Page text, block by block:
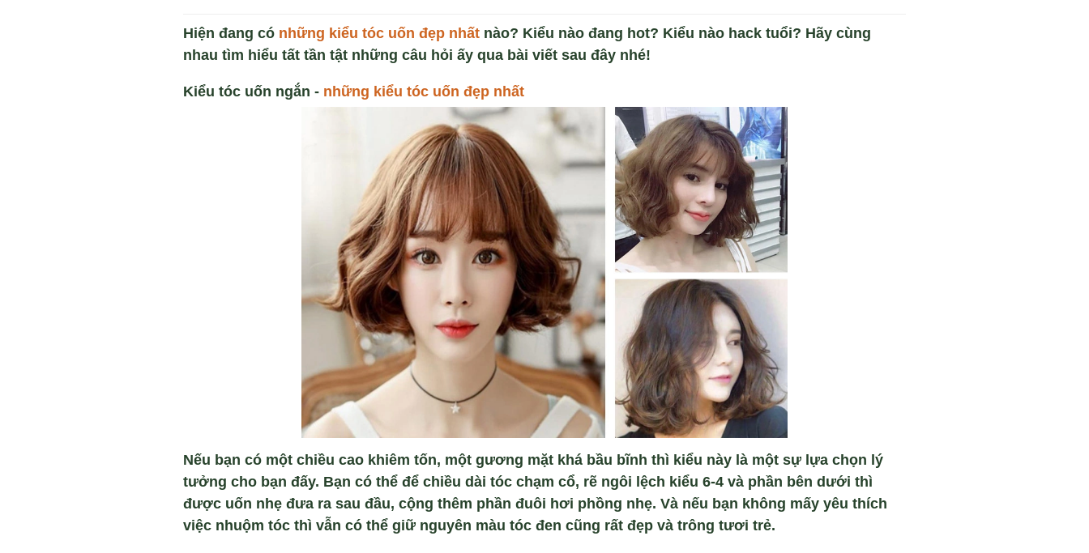
Hiện đang có những kiểu tóc uốn đẹp nhấtnào? Kiểu nào đang hot? Kiểu nào hack tuổi? Hãy cùng
nhau tìm hiểu tất tần tật những câu hỏi ấy qua bài viết sau đây nhé!
Kiểu tóc uốn ngắn - những kiểu tóc uốn đẹp nhất
Nếu bạn có một chiều cao khiêm tốn, một gương mặt khá bầu bĩnh thì kiểu này là một sự lựa chọn lý
tưởng cho bạn đấy. Bạn có thể để chiều dài tóc chạm cổ, rẽ ngôi lệch kiểu 6-4 và phần bên dưới thì
được uốn nhẹ đưa ra sau đầu, cộng thêm phần đuôi hơi phồng nhẹ. Và nếu bạn không mấy yêu thích
việc nhuộm tóc thì vẫn có thể giữ nguyên màu tóc đen cũng rất đẹp và trông tươi trẻ.